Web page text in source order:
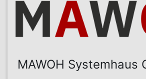
MAWOH Systemhaus